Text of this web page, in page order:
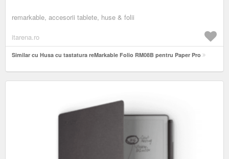
remarkable, accesorii tablete, huse & folii
itarena.ro
Similar cu Husa cu tastatura reMarkable Folio RM08B pentru Paper Pro